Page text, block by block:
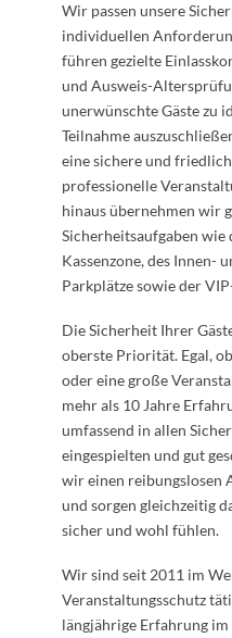
Wir passen unsere
individuellen
führen gezielte
und Ausweis-
unerwünschte Gäste zu
Teilnahme
eine sichere und
professionelle
hinaus übernehmen wir
Sicherheitsaufgaben wie
Kassenzone, des Innen-
Parkplätze sowie der
Die Sicherheit Ihrer
oberste Priorität. Egal,
oder eine große
mehr als 10 Jahre
umfassend in allen
eingespielten und gut
wir einen reibungslosen
und sorgen gleichzeitig
sicher und wohl fühlen.
Wir sind seit 2011 im
Veranstaltungsschutz
längjährige Erfahrung